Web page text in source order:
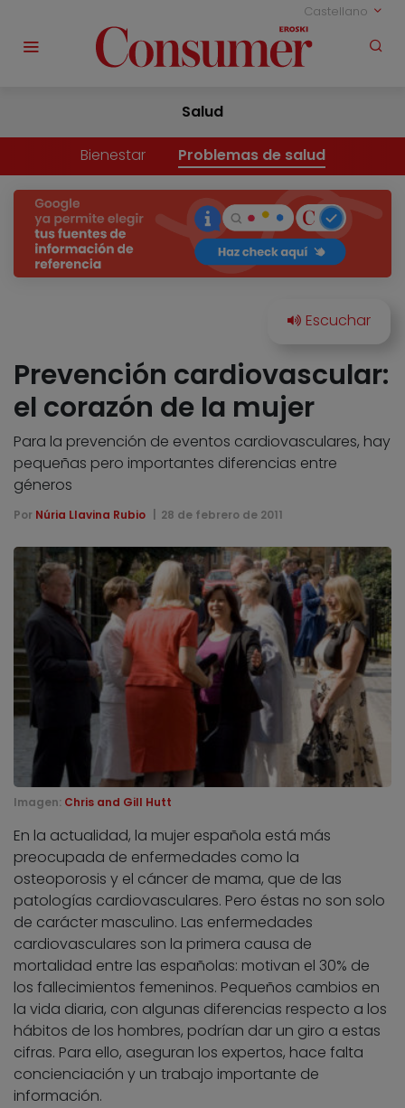
Castellano
Salud
Bienestar Problemas de salud
Prevención cardiovascular:
el corazón de la mujer
Para la prevención de eventos cardiovasculares, hay
pequeñas pero importantes diferencias entre
géneros
Por Núria Llavina Rubio 28 de febrero de 2011
Imagen: Chris and Gill Hutt
En la actualidad, la mujer española está más
preocupada de enfermedades como la
osteoporosis y el cáncer de mama, que de las
patologías cardiovasculares. Pero éstas no son solo
de carácter masculino. Las enfermedades
cardiovasculares son la primera causa de
mortalidad entre las españolas: motivan el 30% de
los fallecimientos femeninos. Pequeños cambios en
la vida diaria, con algunas diferencias respecto a los
hábitos de los hombres, podrían dar un giro a estas
cifras. Para ello, aseguran los expertos, hace falta
concienciación y un trabajo importante de
información.